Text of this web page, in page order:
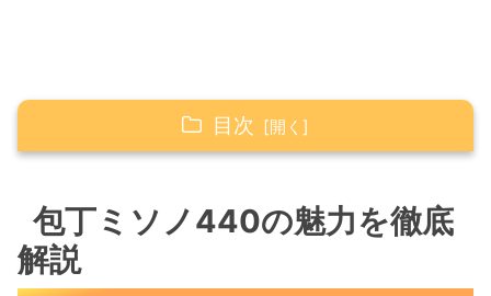
目次
ミソノ440シリーズの主な特徴
UX10との違いを比較
包丁ミソノ440の魅力を徹底
解説